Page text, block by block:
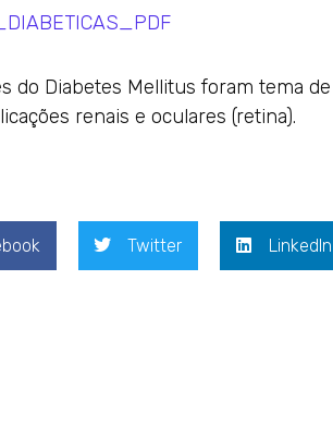
do Diabetes Mellitus foram tema
renais e oculares (retina).
Twitter LinkedIn